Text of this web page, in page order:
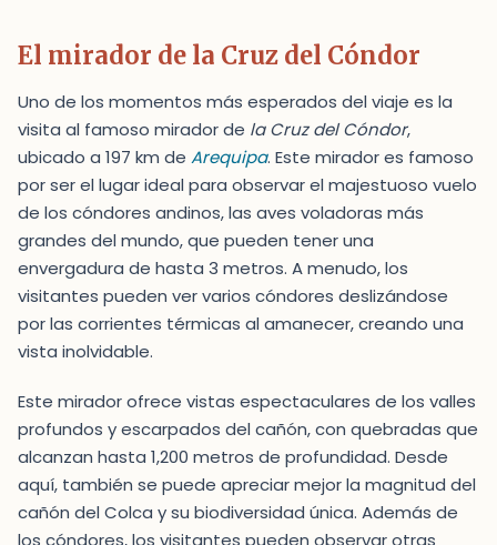
El mirador de la Cruz del Cóndor
Uno de los momentos más esperados del viaje es la
visita al famoso mirador de la Cruz del Cóndor,
ubicado a 197 km de Arequipa. Este mirador es famoso
por ser el lugar ideal para observar el majestuoso vuelo
de los cóndores andinos, las aves voladoras más
grandes del mundo, que pueden tener una
envergadura de hasta 3 metros. A menudo, los
visitantes pueden ver varios cóndores deslizándose
por las corrientes térmicas al amanecer, creando una
vista inolvidable.
Este mirador ofrece vistas espectaculares de los valles
profundos y escarpados del cañón, con quebradas que
alcanzan hasta 1,200 metros de profundidad. Desde
aquí, también se puede apreciar mejor la magnitud del
cañón del Colca y su biodiversidad única. Además de
los cóndores, los visitantes pueden observar otras